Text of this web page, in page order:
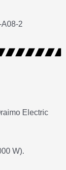
Electric
W).